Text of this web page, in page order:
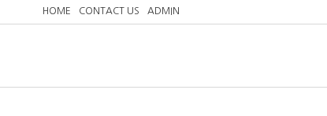
HOME CONTACT US ADMIN